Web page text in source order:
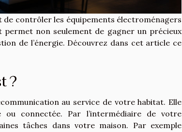
de contrôler les équipements électroménagers
permet non seulement de gagner un précieux
de l’énergie. Découvrez dans cet article ce
?
au service de votre habitat. Elle
connectée. Par l’intermédiaire de votre
tâches dans votre maison. Par exemple